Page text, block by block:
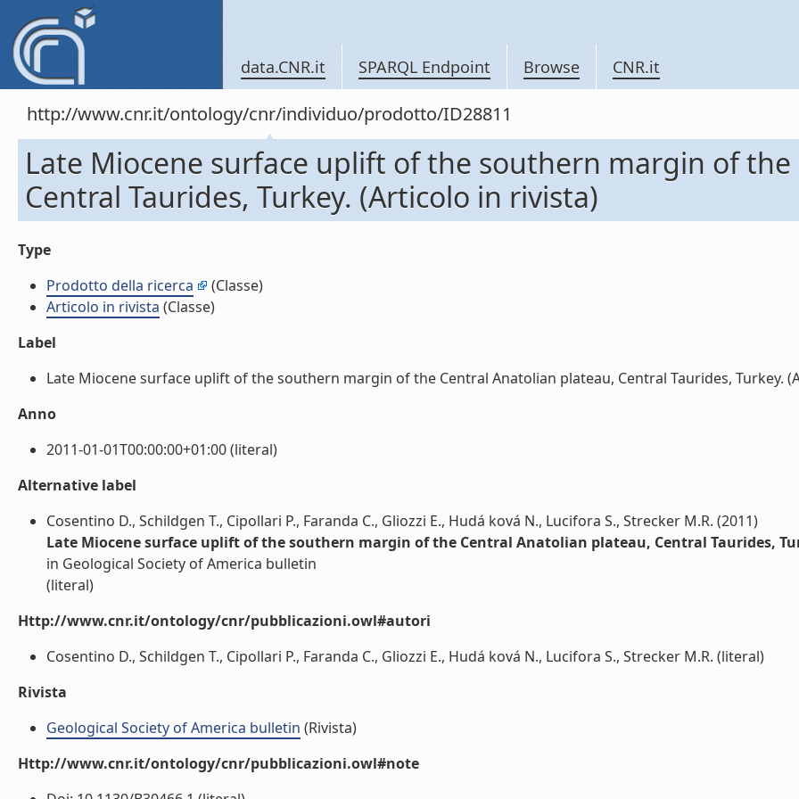
data.CNR.it SPARQL Endpoint Browse CNR.it
http://www.cnr.it/ontology/cnr/individuo/prodotto/ID28811
Late Miocene surface uplift of the southern margin of
Central Taurides, Turkey. (Articolo in rivista)
Type
Prodotto della ricerca
(Classe)
Articolo in rivista (Classe)
Label
Late Miocene surface uplift of the southern margin of the Central Anatolian plateau, Central Taurides, Turkey.
Anno
2011-01-01T00:00:00+01:00 (literal)
Alternative label
Cosentino D., Schildgen T., Cipollari P., Faranda C., Gliozzi E., Hudá ková N., Lucifora S., Strecker M.R. (2011)
Late Miocene surface uplift of the southern margin of the Central Anatolian plateau, Central Taurides,
in Geological Society of America bulletin
(literal)
Http://www.cnr.it/ontology/cnr/pubblicazioni.owl#autori
Cosentino D., Schildgen T., Cipollari P., Faranda C., Gliozzi E., Hudá ková N., Lucifora S., Strecker M.R. (literal)
Rivista
Geological Society of America bulletin (Rivista)
Http://www.cnr.it/ontology/cnr/pubblicazioni.owl#note